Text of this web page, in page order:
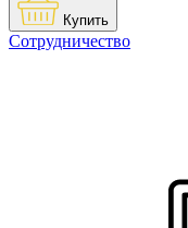
Купить
Сотрудничество